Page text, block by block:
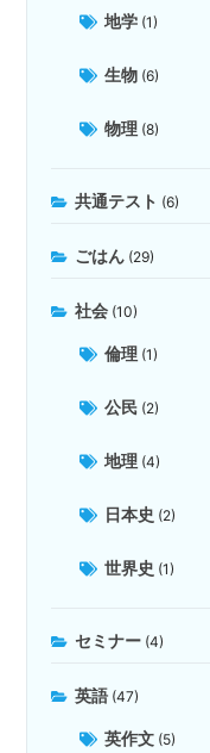
地学 (1)
生物 (6)
物理 (8)
共通テスト (6)
ごはん (29)
社会 (10)
倫理 (1)
公民 (2)
地理 (4)
日本史 (2)
世界史 (1)
セミナー (4)
英語 (47)
英作文 (5)